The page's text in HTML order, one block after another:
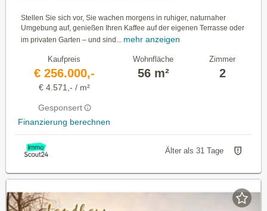
Stellen Sie sich vor, Sie wachen morgens in ruhiger, naturnaher
Umgebung auf, genießen Ihren Kaffee auf der eigenen Terrasse oder
im privaten Garten – und sind... mehr anzeigen
Kaufpreis
€ 256.000,-
€ 4.571,- / m²
Gesponsert
Finanzierung berechnen
Wohnfläche
56 m²
Zimmer
2
Älter als 31 Tage